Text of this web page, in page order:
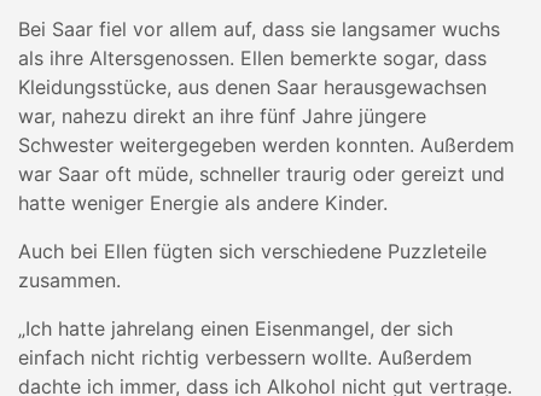
Bei Saar fiel vor allem auf, dass sie langsamer wuchs
als ihre Altersgenossen. Ellen bemerkte sogar, dass
Kleidungsstücke, aus denen Saar herausgewachsen
war, nahezu direkt an ihre fünf Jahre jüngere
Schwester weitergegeben werden konnten. Außerdem
war Saar oft müde, schneller traurig oder gereizt und
hatte weniger Energie als andere Kinder.
Auch bei Ellen fügten sich verschiedene Puzzleteile
zusammen.
„Ich hatte jahrelang einen Eisenmangel, der sich
einfach nicht richtig verbessern wollte. Außerdem
dachte ich immer, dass ich Alkohol nicht gut vertrage.